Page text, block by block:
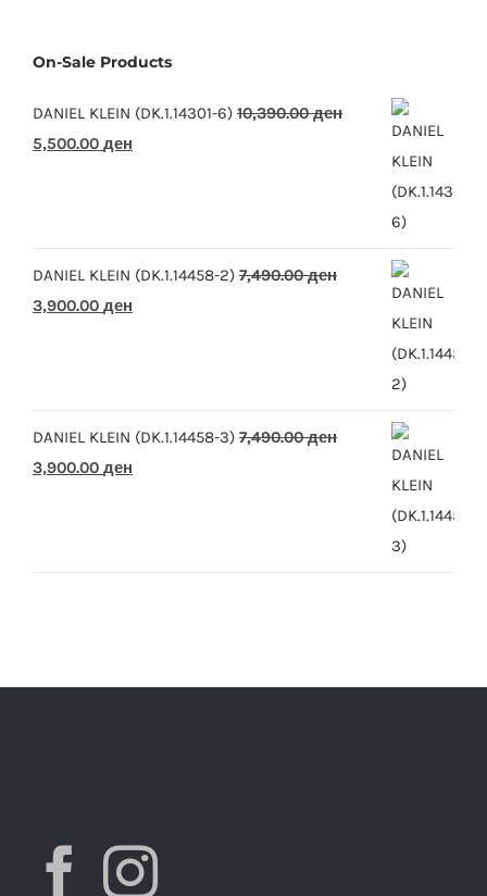
On-Sale Products
DANIEL KLEIN (DK.1.14301-6) 10,390.00ден
Original
5,500.00 ден
DANIEL KLEIN (DK.1.14458-2) 7,490.00ден
Original
3,900.00 ден
DANIEL KLEIN (DK.1.14458-3) 7,490.00ден
Original
3,900.00 ден